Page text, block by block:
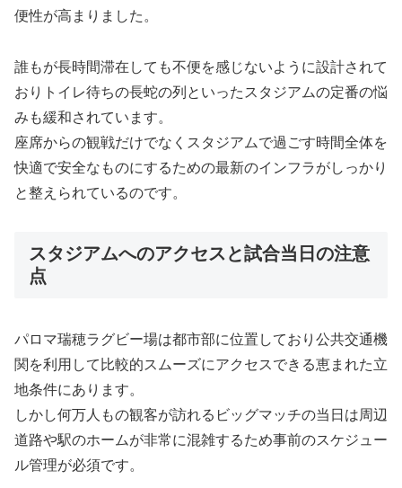
便性が高まりました。
誰もが長時間滞在しても不便を感じないように設計されて
おりトイレ待ちの長蛇の列といったスタジアムの定番の悩
みも緩和されています。
座席からの観戦だけでなくスタジアムで過ごす時間全体を
快適で安全なものにするための最新のインフラがしっかり
と整えられているのです。
スタジアムへのアクセスと試合当日の注意
点
パロマ瑞穂ラグビー場は都市部に位置しており公共交通機
関を利用して比較的スムーズにアクセスできる恵まれた立
地条件にあります。
しかし何万人もの観客が訪れるビッグマッチの当日は周辺
道路や駅のホームが非常に混雑するため事前のスケジュー
ル管理が必須です。